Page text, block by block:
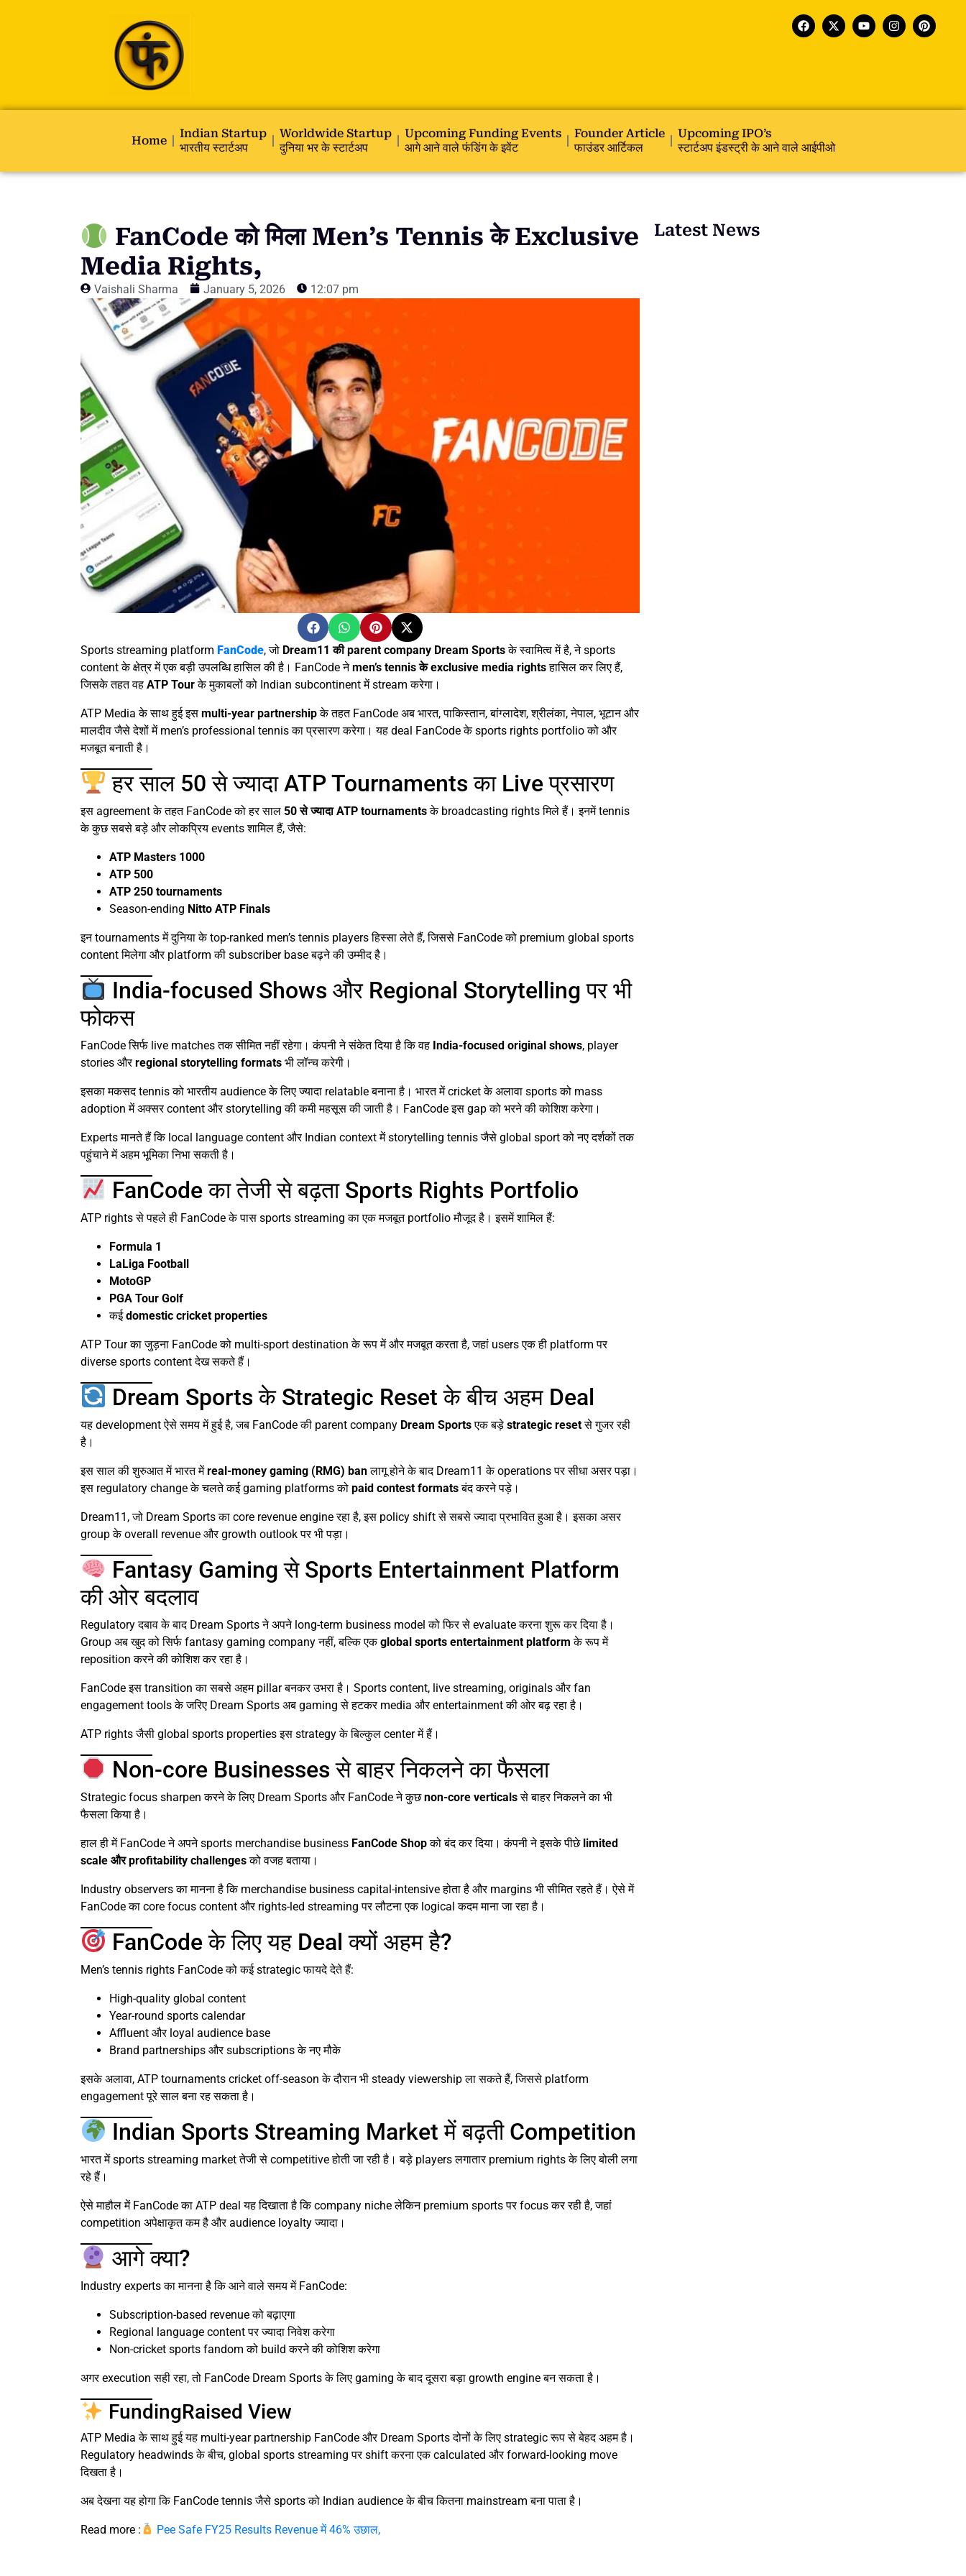
Home
Indian Startup
भारतीय स्टार्टअप
Worldwide Startup
दुनिया भर के स्टार्टअप
Upcoming Funding Events
आगे आने वाले फंडिंग के इवेंट
Founder Article
फाउंडर आर्टिकल
Upcoming IPO’s
स्टार्टअप इंडस्ट्री के आने वाले आईपीओ
FanCode को मिला Men’s Tennis के Exclusive
Media Rights,
Vaishali Sharma January 5, 2026 12:07 pm
Sports streaming platform FanCode, जो Dream11 की parent company Dream Sportsके स्वामित्व में है, ने sports
content के क्षेत्र में एक बड़ी उपलब्धि हासिल की है। FanCode नेmen’s tennis के exclusive media rightsहासिल कर लिए हैं,
जिसके तहत वह ATP Tourके मुकाबलों को Indian subcontinent में stream करेगा।
ATP Media के साथ हुई इस multi-year partnershipके तहत FanCode अब भारत, पाकिस्तान, बांग्लादेश, श्रीलंका, नेपाल, भूटान और
मालदीव जैसे देशों में men’s professional tennis का प्रसारण करेगा। यह deal FanCode के sports rights portfolio को और
मजबूत बनाती है।
हर साल 50 से ज्यादा ATP Tournaments का Live प्रसारण
इस agreement के तहत FanCode को हर साल 50 से ज्यादा ATP tournamentsके broadcasting rights मिले हैं। इनमें tennis
के कुछ सबसे बड़े और लोकप्रिय events शामिल हैं, जैसे:
ATP Masters 1000
ATP 500
ATP 250 tournaments
Season-ending Nitto ATP Finals
इन tournaments में दुनिया के top-ranked men’s tennis players हिस्सा लेते हैं, जिससे FanCode को premium global sports
content मिलेगा और platform की subscriber base बढ़ने की उम्मीद है।
India-focused Shows और Regional Storytelling पर भी
फोकस
FanCode सिर्फ live matches तक सीमित नहीं रहेगा। कंपनी ने संकेत दिया है कि वह India-focused original shows, player
stories औरregional storytelling formats भी लॉन्च करेगी।
इसका मकसद tennis को भारतीय audience के लिए ज्यादा relatable बनाना है। भारत में cricket के अलावा sports को mass
adoption में अक्सर content और storytelling की कमी महसूस की जाती है। FanCode इस gap को भरने की कोशिश करेगा।
Experts मानते हैं कि local language content और Indian context में storytelling tennis जैसे global sport को नए दर्शकों तक
पहुंचाने में अहम भूमिका निभा सकती है।
FanCode का तेजी से बढ़ता Sports Rights Portfolio
ATP rights से पहले ही FanCode के पास sports streaming का एक मजबूत portfolio मौजूद है। इसमें शामिल हैं:
Formula 1
LaLiga Football
MotoGP
PGA Tour Golf
कईdomestic cricket properties
ATP Tour का जुड़ना FanCode को multi-sport destination के रूप में और मजबूत करता है, जहां users एक ही platform पर
diverse sports content देख सकते हैं।
Dream Sports के Strategic Reset के बीच अहम Deal
यह development ऐसे समय में हुई है, जब FanCode की parent company Dream Sportsएक बड़े strategic resetसे गुजर रही
है।
इस साल की शुरुआत में भारत मेंreal-money gaming (RMG) banलागू होने के बाद Dream11 के operations पर सीधा असर पड़ा।
इस regulatory change के चलते कई gaming platforms को paid contest formatsबंद करने पड़े।
Dream11, जो Dream Sports का core revenue engine रहा है, इस policy shift से सबसे ज्यादा प्रभावित हुआ है। इसका असर
group के overall revenue और growth outlook पर भी पड़ा।
Fantasy Gaming से Sports Entertainment Platform
की ओर बदलाव
Regulatory दबाव के बाद Dream Sports ने अपने long-term business model को फिर से evaluate करना शुरू कर दिया है।
Group अब खुद को सिर्फ fantasy gaming company नहीं, बल्कि एकglobal sports entertainment platform के रूप में
reposition करने की कोशिश कर रहा है।
FanCode इस transition का सबसे अहम pillar बनकर उभरा है। Sports content, live streaming, originals और fan
engagement tools के जरिए Dream Sports अब gaming से हटकर media और entertainment की ओर बढ़ रहा है।
ATP rights जैसी global sports properties इस strategy के बिल्कुल center में हैं।
Non-core Businesses से बाहर निकलने का फैसला
Strategic focus sharpen करने के लिए Dream Sports और FanCode ने कुछnon-core verticalsसे बाहर निकलने का भी
फैसला किया है।
हाल ही में FanCode ने अपने sports merchandise business FanCode Shopको बंद कर दिया। कंपनी ने इसके पीछे limited
scale और profitability challengesको वजह बताया।
Industry observers का मानना है कि merchandise business capital-intensive होता है और margins भी सीमित रहते हैं। ऐसे में
FanCode का core focus content और rights-led streaming पर लौटना एक logical कदम माना जा रहा है।
FanCode के लिए यह Deal क्यों अहम है?
Men’s tennis rights FanCode को कई strategic फायदे देते हैं:
High-quality global content
Year-round sports calendar
Affluent और loyal audience base
Brand partnerships और subscriptions के नए मौके
इसके अलावा, ATP tournaments cricket off-season के दौरान भी steady viewership ला सकते हैं, जिससे platform
engagement पूरे साल बना रह सकता है।
Indian Sports Streaming Market में बढ़ती Competition
भारत में sports streaming market तेजी से competitive होती जा रही है। बड़े players लगातार premium rights के लिए बोली लगा
रहे हैं।
ऐसे माहौल में FanCode का ATP deal यह दिखाता है कि company niche लेकिन premium sports पर focus कर रही है, जहां
competition अपेक्षाकृत कम है और audience loyalty ज्यादा।
आगे क्या?
Industry experts का मानना है कि आने वाले समय में FanCode:
Subscription-based revenue को बढ़ाएगा
Regional language content पर ज्यादा निवेश करेगा
Non-cricket sports fandom को build करने की कोशिश करेगा
अगर execution सही रहा, तो FanCode Dream Sports के लिए gaming के बाद दूसरा बड़ा growth engine बन सकता है।
FundingRaised View
ATP Media के साथ हुई यह multi-year partnership FanCode और Dream Sports दोनों के लिए strategic रूप से बेहद अहम है।
Regulatory headwinds के बीच, global sports streaming पर shift करना एक calculated और forward-looking move
दिखता है।
अब देखना यह होगा कि FanCode tennis जैसे sports को Indian audience के बीच कितना mainstream बना पाता है।
Read more : Pee Safe FY25 Results Revenue में 46% उछाल,
Latest News